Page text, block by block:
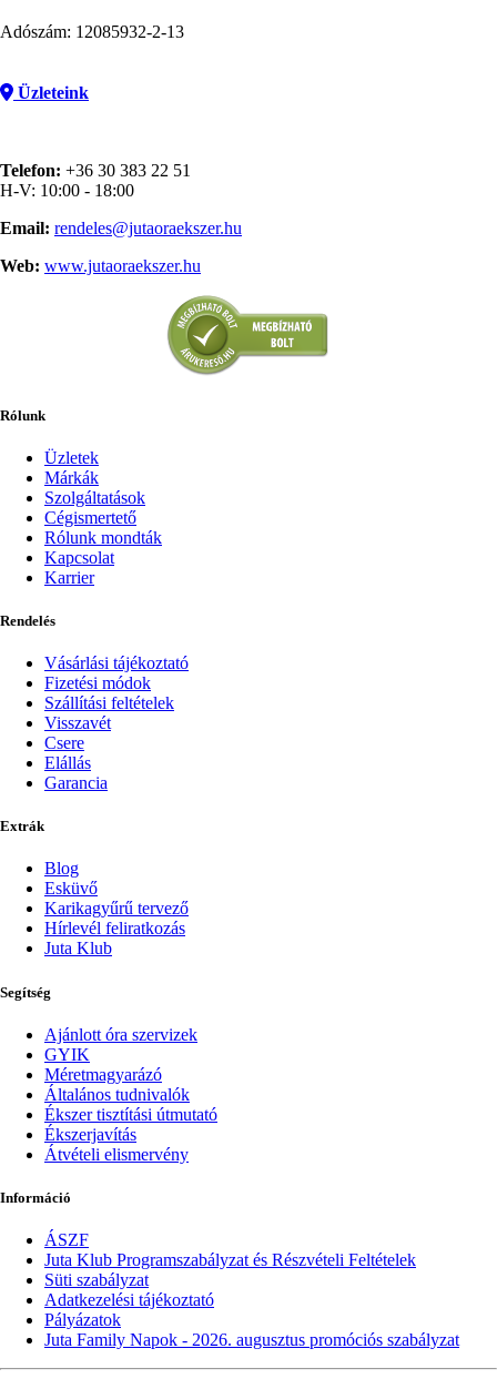
Adószám: 12085932-2-13
Üzleteink
Telefon: +36 30 383 22 51
H-V: 10:00 - 18:00
Email: rendeles@jutaoraekszer.hu
Web: www.jutaoraekszer.hu
Rólunk
Üzletek
Márkák
Szolgáltatások
Cégismertető
Rólunk mondták
Kapcsolat
Karrier
Rendelés
Vásárlási tájékoztató
Fizetési módok
Szállítási feltételek
Visszavét
Csere
Elállás
Garancia
Extrák
Blog
Esküvő
Karikagyűrű tervező
Hírlevél feliratkozás
Juta Klub
Segítség
Ajánlott óra szervizek
GYIK
Méretmagyarázó
Általános tudnivalók
Ékszer tisztítási útmutató
Ékszerjavítás
Átvételi elismervény
Információ
ÁSZF
Juta Klub Programszabályzat és Részvételi Feltételek
Süti szabályzat
Adatkezelési tájékoztató
Pályázatok
Juta Family Napok - 2026. augusztus promóciós szabályzat